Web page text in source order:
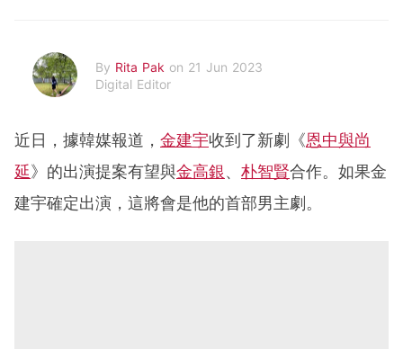
By Rita Pak on 21 Jun 2023
Digital Editor
近日，據韓媒報道， 金建宇收到了新劇《恩中與尚
延》的出演提案有望與金高銀、 朴智賢合作。如果金
建宇確定出演，這將會是他的首部男主劇。